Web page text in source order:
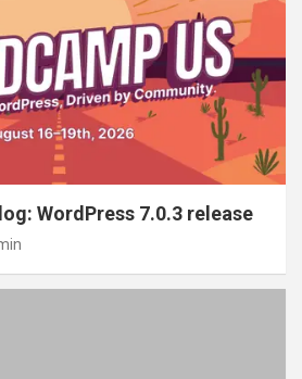
WordPress 7.0.3 release